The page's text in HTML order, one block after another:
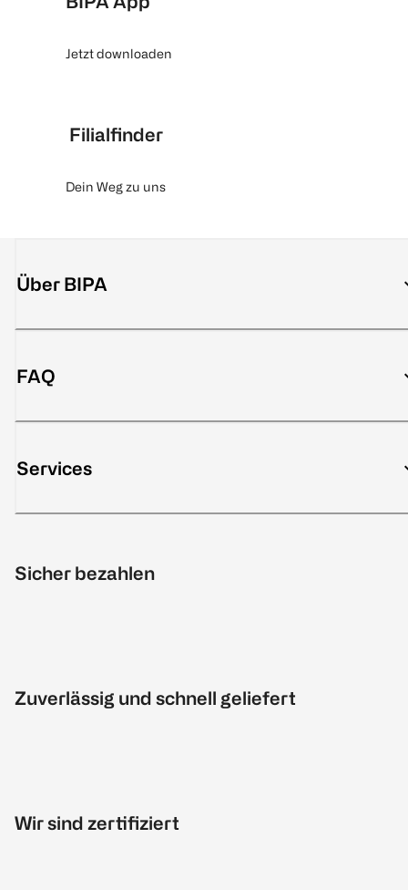
Jetzt downloaden
Filialfinder
Dein Weg zu uns
Über BIPA
FAQ
Services
Sicher bezahlen
Zuverlässig und schnell geliefert
Wir sind zertifiziert